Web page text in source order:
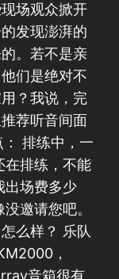
场观众掀开
发现澎湃的
。若不是亲
们是绝对不
？我说，完
荐听音间面
排练中，一
在排练，不能
出场费多少
邀请您吧。
么样？ 乐队
，
音箱很有